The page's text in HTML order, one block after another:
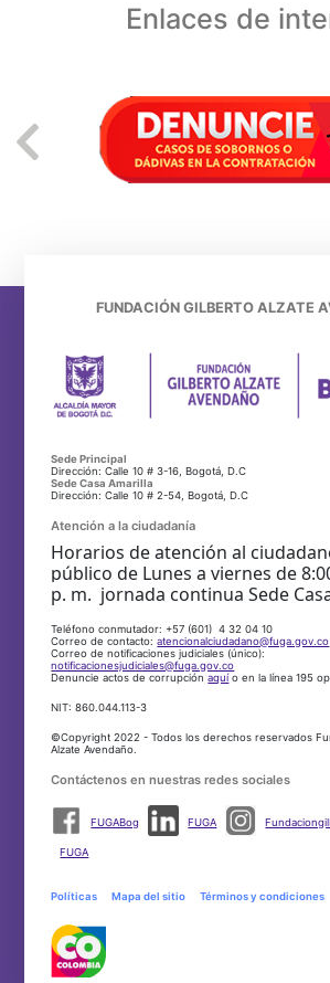
Enlaces de
FUNDACIÓN GILBERTO ALZATE
Sede Principal
Dirección: Calle 10 # 3-16, Bogotá, D.C
Sede Casa Amarilla
Dirección: Calle 10 # 2-54, Bogotá, D.C
Atención a la ciudadanía
Horarios de atención al
público de Lunes a viernes de
p. m. jornada continua Sede
Teléfono conmutador: +57 (601) 4 32 04 10
Correo de contacto:atencionalciudadano@fuga.gov.co
Correo de notificaciones judiciales (único):
notificacionesjudiciales@fuga.gov.co
Denuncie actos de corrupciónaquí o en la línea 195
NIT: 860.044.113-3
©Copyright 2022 - Todos los derechos reservados
Alzate Avendaño.
Contáctenos en nuestras redes sociales
FUGABog FUGA
FUGA
Políticas Mapa del sitio Términos y condiciones